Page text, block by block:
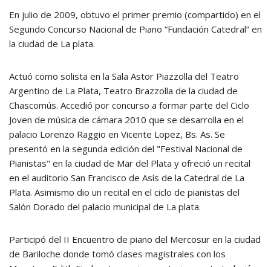
En julio de 2009, obtuvo el primer premio (compartido) en el
Segundo Concurso Nacional de Piano “Fundación Catedral” en
la ciudad de La plata.
Actuó como solista en la Sala Astor Piazzolla del Teatro
Argentino de La Plata, Teatro Brazzolla de la ciudad de
Chascomús. Accedió por concurso a formar parte del Ciclo
Joven de música de cámara 2010 que se desarrolla en el
palacio Lorenzo Raggio en Vicente Lopez, Bs. As. Se
presentó en la segunda edición del "Festival Nacional de
Pianistas" en la ciudad de Mar del Plata y ofreció un recital
en el auditorio San Francisco de Asís de la Catedral de La
Plata. Asimismo dio un recital en el ciclo de pianistas del
Salón Dorado del palacio municipal de La plata.
Participó del II Encuentro de piano del Mercosur en la ciudad
de Bariloche donde tomó clases magistrales con los